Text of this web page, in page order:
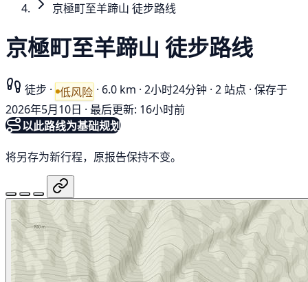
京極町至羊蹄山 徒步路线
京極町至羊蹄山 徒步路线
徒步 · 低风险 · 6.0 km · 2小时24分钟 · 2 站点 · 保存于
2026年5月10日 · 最后更新: 16小时前
以此路线为基础规划
将另存为新行程，原报告保持不变。